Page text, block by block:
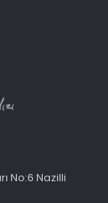
No:6 Nazilli